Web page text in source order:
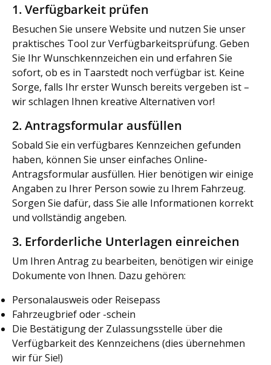
1. Verfügbarkeit prüfen
Besuchen Sie unsere Website und nutzen Sie unser
praktisches Tool zur Verfügbarkeitsprüfung. Geben
Sie Ihr Wunschkennzeichen ein und erfahren Sie
sofort, ob es in Taarstedt noch verfügbar ist. Keine
Sorge, falls Ihr erster Wunsch bereits vergeben ist –
wir schlagen Ihnen kreative Alternativen vor!
2. Antragsformular ausfüllen
Sobald Sie ein verfügbares Kennzeichen gefunden
haben, können Sie unser einfaches Online-
Antragsformular ausfüllen. Hier benötigen wir einige
Angaben zu Ihrer Person sowie zu Ihrem Fahrzeug.
Sorgen Sie dafür, dass Sie alle Informationen korrekt
und vollständig angeben.
3. Erforderliche Unterlagen einreichen
Um Ihren Antrag zu bearbeiten, benötigen wir einige
Dokumente von Ihnen. Dazu gehören:
Personalausweis oder Reisepass
Fahrzeugbrief oder -schein
Die Bestätigung der Zulassungsstelle über die
Verfügbarkeit des Kennzeichens (dies übernehmen
wir für Sie!)